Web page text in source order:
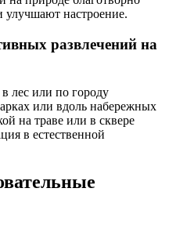
улучшают настроение.
развлечений на
лес или по городу
или вдоль набережных
на траве или в сквере
в естественной